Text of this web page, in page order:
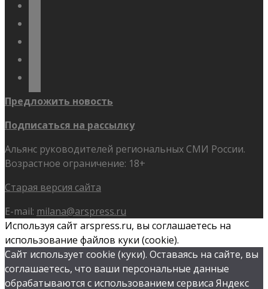
Предложить новость
Подписаться на рассылку
Альянс руководителей региональных СМИ России.
Возрастное ограничение: 18+
Старая версия сайта
E-mail: milana@arspress.ru
Используя сайт arspress.ru, вы соглашаетесь на
использование файлов куки (cookie).
Сайт использует cookie (куки). Оставаясь на сайте, вы
соглашаетесь, что ваши персональные данные
обрабатываются с использованием сервиса Яндекс